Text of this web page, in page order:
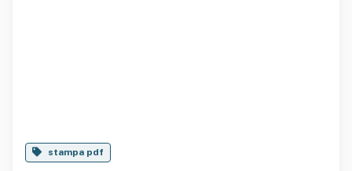
stampa pdf